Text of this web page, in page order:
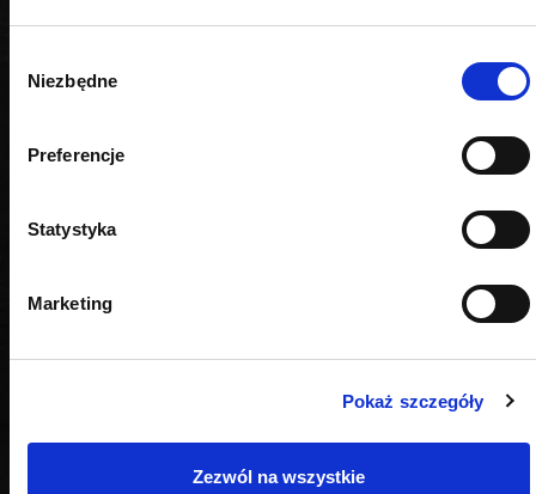
zgody
Niezbędne
Preferencje
Statystyka
Marketing
Pokaż szczegóły
Zezwól na wszystkie